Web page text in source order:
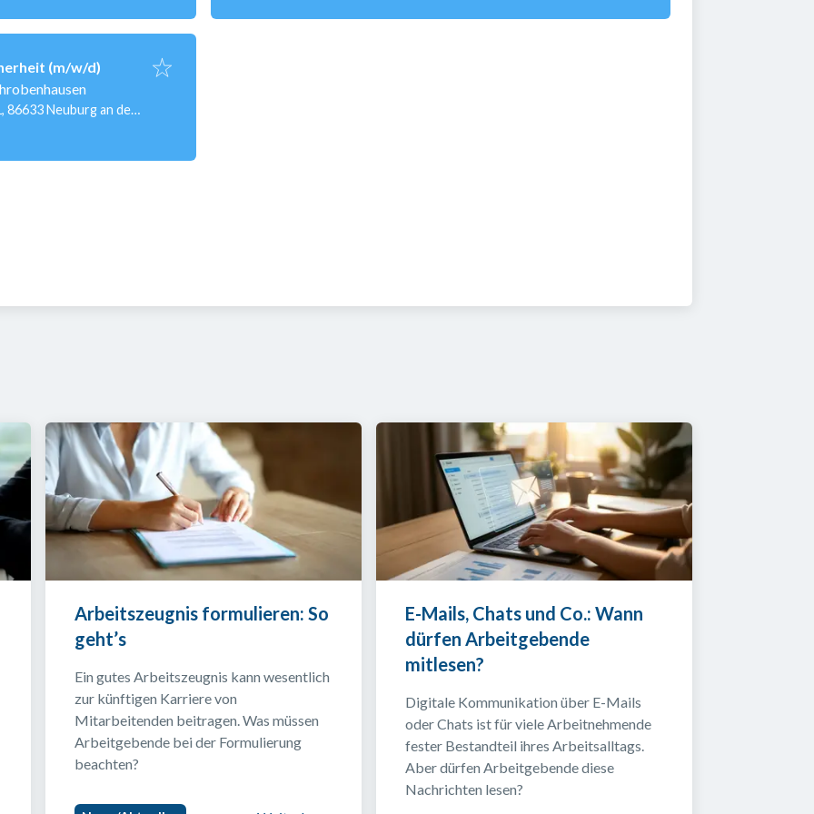
(m/w/d)
86633 Neuburg an der
Arbeitszeugnis formulieren: So
geht’s
Ein gutes Arbeitszeugnis kann wesentlich
zur künftigen Karriere von
Mitarbeitenden beitragen. Was müssen
Arbeitgebende bei der Formulierung
beachten?
E-Mails, Chats und Co.: Wann
dürfen Arbeitgebende
mitlesen?
Digitale Kommunikation über E-Mails
oder Chats ist für viele Arbeitnehmende
fester Bestandteil ihres Arbeitsalltags.
Aber dürfen Arbeitgebende diese
Nachrichten lesen?